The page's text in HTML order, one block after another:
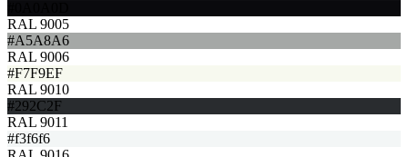
RAL 9005
#A5A8A6
RAL 9006
#F7F9EF
RAL 9010
#292C2F
RAL 9011
#f3f6f6